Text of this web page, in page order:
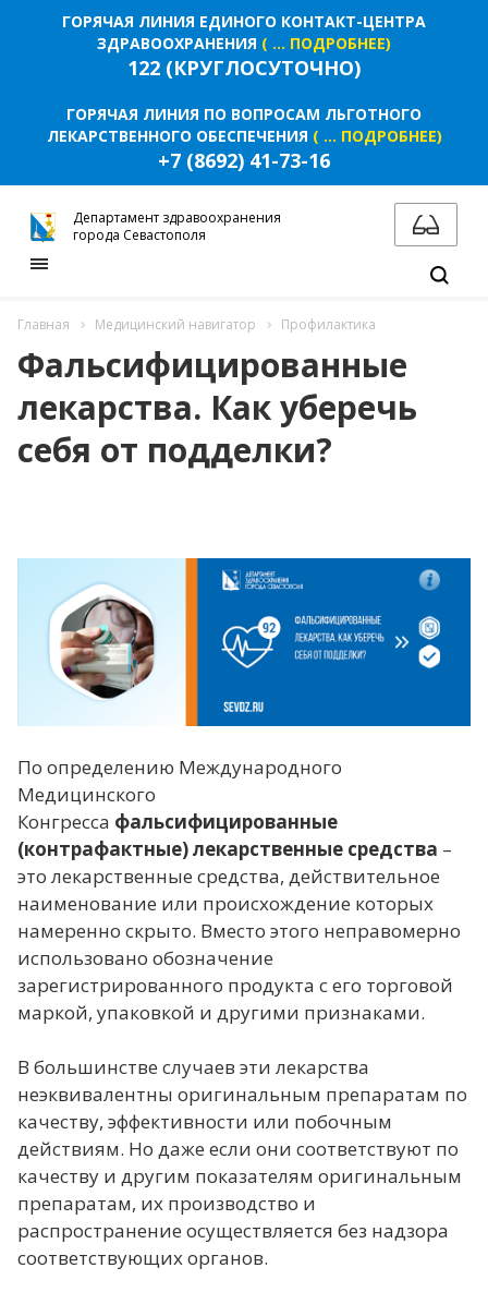
Главная Медицинский навигатор Профилактика
Фальсифицированные
лекарства. Как уберечь
себя от подделки?
По определению Международного
Медицинского
Конгресса фальсифицированные
(контрафактные) лекарственные средства –
это лекарственные средства, действительное
наименование или происхождение которых
намеренно скрыто. Вместо этого неправомерно
использовано обозначение
зарегистрированного продукта с его торговой
маркой, упаковкой и другими признаками.
В большинстве случаев эти лекарства
неэквивалентны оригинальным препаратам по
качеству, эффективности или побочным
действиям. Но даже если они соответствуют по
качеству и другим показателям оригинальным
препаратам, их производство и
распространение осуществляется без надзора
соответствующих органов.
ГОРЯЧАЯ ЛИНИЯ ЕДИНОГО КОНТАКТ-ЦЕНТРА
ЗДРАВООХРАНЕНИЯ ( ... ПОДРОБНЕЕ)
122 (КРУГЛОСУТОЧНО)
ГОРЯЧАЯ ЛИНИЯ ПО ВОПРОСАМ ЛЬГОТНОГО
ЛЕКАРСТВЕННОГО ОБЕСПЕЧЕНИЯ ( ... ПОДРОБНЕЕ)
+7 (8692) 41-73-16
Департамент здравоохранения
города Севастополя